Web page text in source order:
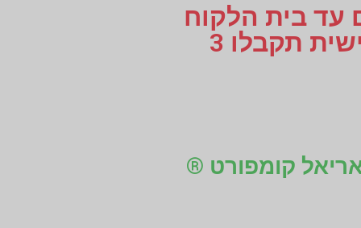
עד בית הלקוח
או עד למקום העבודה, לוקחים מידות למדרסים בהתאמה אישית תקבלו 3
קומפורט ®